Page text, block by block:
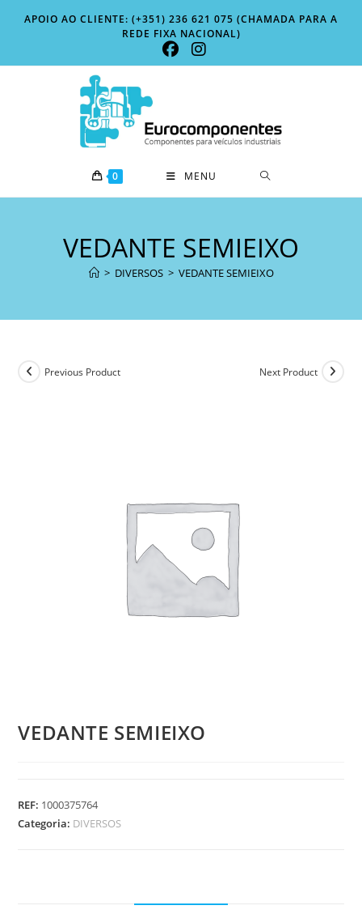
APOIO AO CLIENTE: (+351) 236 621 075 (CHAMADA PARA A
REDE FIXA NACIONAL)
0 MENU
VEDANTE SEMIEIXO
> DIVERSOS > VEDANTE SEMIEIXO
Previous Product Next Product
VEDANTE SEMIEIXO
REF: 1000375764
Categoria: DIVERSOS